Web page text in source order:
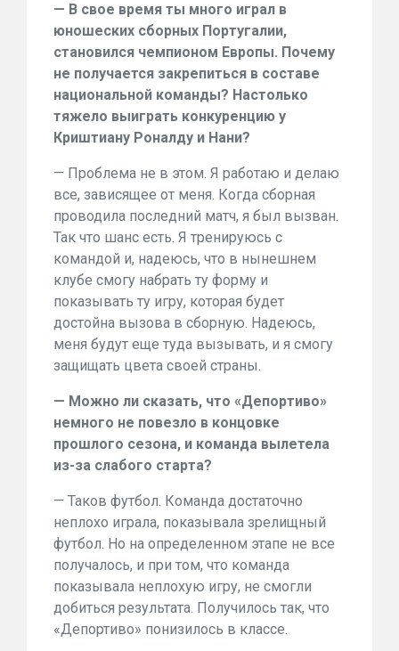
— В свое время ты много играл в
юношеских сборных Португалии,
становился чемпионом Европы. Почему
не получается закрепиться в составе
национальной команды? Настолько
тяжело выиграть конкуренцию у
Криштиану Роналду и Нани?
— Проблема не в этом. Я работаю и делаю
все, зависящее от меня. Когда сборная
проводила последний матч, я был вызван.
Так что шанс есть. Я тренируюсь с
командой и, надеюсь, что в нынешнем
клубе смогу набрать ту форму и
показывать ту игру, которая будет
достойна вызова в сборную. Надеюсь,
меня будут еще туда вызывать, и я смогу
защищать цвета своей страны.
— Можно ли сказать, что «Депортиво»
немного не повезло в концовке
прошлого сезона, и команда вылетела
из-за слабого старта?
— Таков футбол. Команда достаточно
неплохо играла, показывала зрелищный
футбол. Но на определенном этапе не все
получалось, и при том, что команда
показывала неплохую игру, не смогли
добиться результата. Получилось так, что
«Депортиво» понизилось в классе.